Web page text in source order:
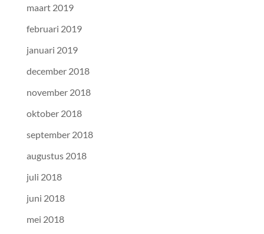
maart 2019
februari 2019
januari 2019
december 2018
november 2018
oktober 2018
september 2018
augustus 2018
juli 2018
juni 2018
mei 2018